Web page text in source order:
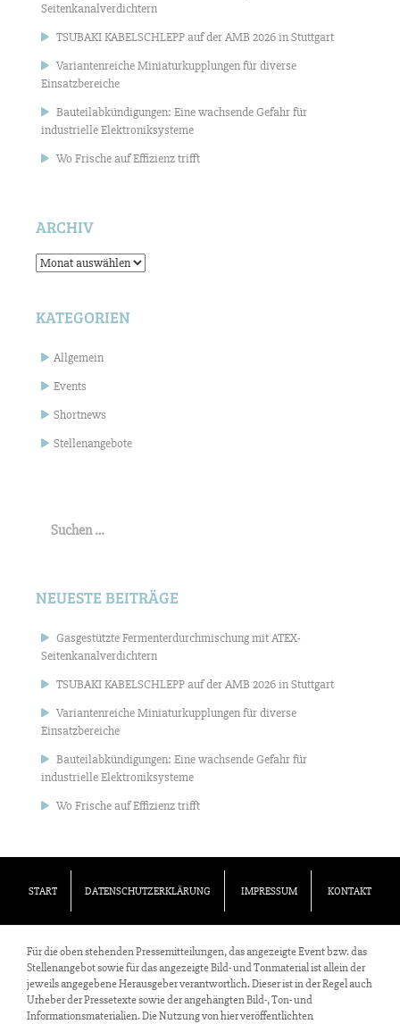
Seitenkanalverdichtern
TSUBAKI KABELSCHLEPP auf der AMB 2026 in Stuttgart
Variantenreiche Miniaturkupplungen für diverse
Einsatzbereiche
Bauteilabkündigungen: Eine wachsende Gefahr für
industrielle Elektroniksysteme
Wo Frische auf Effizienz trifft
ARCHIV
Archiv
KATEGORIEN
Allgemein
Events
Shortnews
Stellenangebote
nach:
NEUESTE BEITRÄGE
Gasgestützte Fermenterdurchmischung mit ATEX-
Seitenkanalverdichtern
TSUBAKI KABELSCHLEPP auf der AMB 2026 in Stuttgart
Variantenreiche Miniaturkupplungen für diverse
Einsatzbereiche
Bauteilabkündigungen: Eine wachsende Gefahr für
industrielle Elektroniksysteme
Wo Frische auf Effizienz trifft
START DATENSCHUTZERKLÄRUNG IMPRESSUM KONTAKT
Für die oben stehenden Pressemitteilungen, das angezeigte Event bzw. das
Stellenangebot sowie für das angezeigte Bild- und Tonmaterial ist allein der
jeweils angegebene Herausgeber verantwortlich. Dieser ist in der Regel auch
Urheber der Pressetexte sowie der angehängten Bild-, Ton- und
Informationsmaterialien. Die Nutzung von hier veröffentlichten